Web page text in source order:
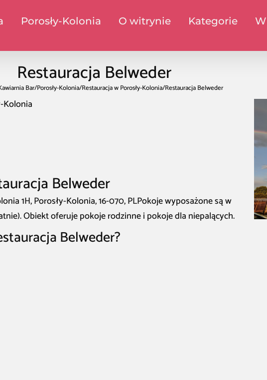
Porosły-Kolonia O witrynie Kategorie
Restauracja Belweder
Bar/Porosły-Kolonia/Restauracja w Porosły-Kolonia/Restauracja Belweder
Kolonia
Belweder
1H, Porosły-Kolonia, 16-070, PLPokoje wyposażone są w
Obiekt oferuje pokoje rodzinne i pokoje dla niepalących.
Belweder?